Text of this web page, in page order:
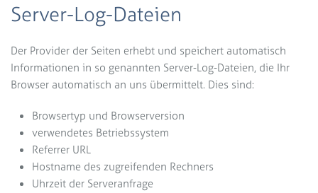
Server-Log-Dateien
Der Provider der Seiten erhebt und speichert automatisch
Informationen in so genannten Server-Log-Dateien, die Ihr
Browser automatisch an uns übermittelt. Dies sind:
Browsertyp und Browserversion
verwendetes Betriebssystem
Referrer URL
Hostname des zugreifenden Rechners
Uhrzeit der Serveranfrage